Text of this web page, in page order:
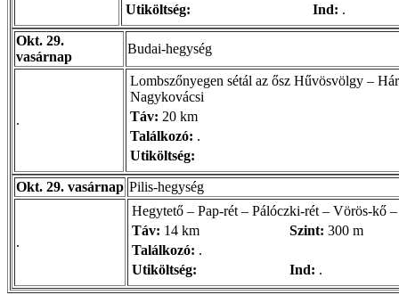
Utiköltség:
Ind: .
Okt. 29.
vasárnap
Budai-hegység
.
Lombszőnyegen sétál az ősz Hűvösvölgy –
Nagykovácsi
Táv: 20 km
Találkozó: .
Utiköltség:
Okt. 29. vasárnap Pilis-hegység
.
Hegytető – Pap-rét – Pálóczki-rét – Vörös-kő
Táv: 14 km Szint: 300 m
Találkozó: .
Utiköltség:
Ind: .